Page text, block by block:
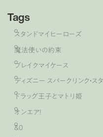
Tags
スタンドマイヒーローズ
魔法使いの約束
ブレイクマイケース
ディズニー スパークリンク・ス
ドラッグ王子とマトリ姫
オンエア！
&0